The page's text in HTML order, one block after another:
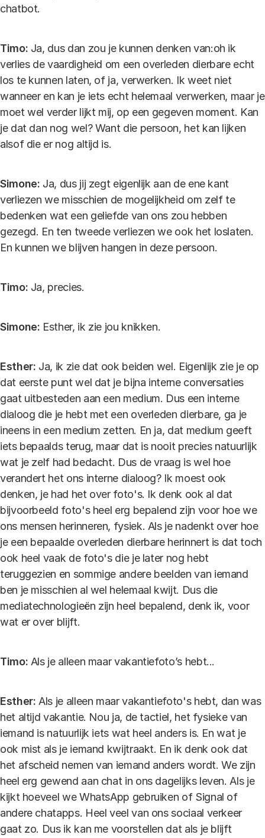
chatbot.
Timo: Ja, dus dan zou je kunnen denken van:oh ik
verlies de vaardigheid om een overleden dierbare echt
los te kunnen laten, of ja, verwerken. Ik weet niet
wanneer en kan je iets echt helemaal verwerken, maar je
moet wel verder lijkt mij, op een gegeven moment. Kan
je dat dan nog wel? Want die persoon, het kan lijken
alsof die er nog altijd is.
Simone: Ja, dus jij zegt eigenlijk aan de ene kant
verliezen we misschien de mogelijkheid om zelf te
bedenken wat een geliefde van ons zou hebben
gezegd. En ten tweede verliezen we ook het loslaten.
En kunnen we blijven hangen in deze persoon.
Timo: Ja, precies.
Simone: Esther, ik zie jou knikken.
Esther: Ja, ik zie dat ook beiden wel. Eigenlijk zie je op
dat eerste punt wel dat je bijna interne conversaties
gaat uitbesteden aan een medium. Dus een interne
dialoog die je hebt met een overleden dierbare, ga je
ineens in een medium zetten. En ja, dat medium geeft
iets bepaalds terug, maar dat is nooit precies natuurlijk
wat je zelf had bedacht. Dus de vraag is wel hoe
verandert het ons interne dialoog? Ik moest ook
denken, je had het over foto's. Ik denk ook al dat
bijvoorbeeld foto's heel erg bepalend zijn voor hoe we
ons mensen herinneren, fysiek. Als je nadenkt over hoe
je een bepaalde overleden dierbare herinnert is dat toch
ook heel vaak de foto's die je later nog hebt
teruggezien en sommige andere beelden van iemand
ben je misschien al wel helemaal kwijt. Dus die
mediatechnologieën zijn heel bepalend, denk ik, voor
wat er over blijft.
Timo: Als je alleen maar vakantiefoto’s hebt...
Esther: Als je alleen maar vakantiefoto's hebt, dan was
het altijd vakantie. Nou ja, de tactiel, het fysieke van
iemand is natuurlijk iets wat heel anders is. En wat je
ook mist als je iemand kwijtraakt. En ik denk ook dat
het afscheid nemen van iemand anders wordt. We zijn
heel erg gewend aan chat in ons dagelijks leven. Als je
kijkt hoeveel we WhatsApp gebruiken of Signal of
andere chatapps. Heel veel van ons sociaal verkeer
gaat zo. Dus ik kan me voorstellen dat als je blijft